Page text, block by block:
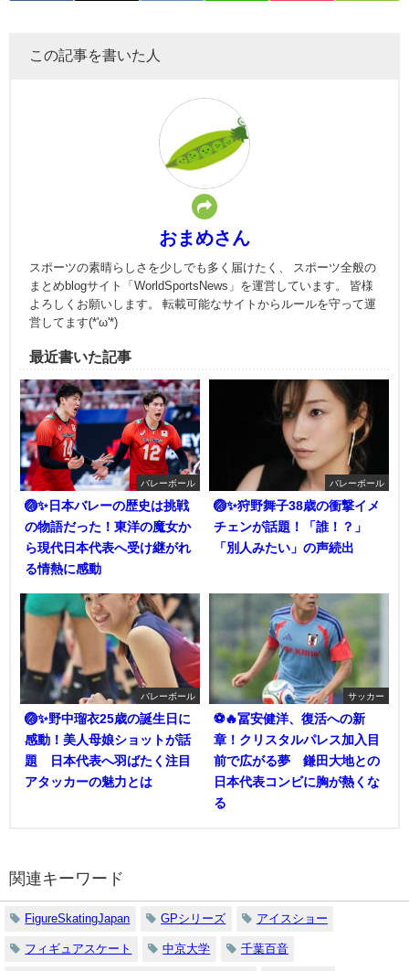
この記事を書いた人
おまめさん
スポーツの素晴らしさを少しでも多く届けたく、 スポーツ全般の
まとめblogサイト「WorldSportsNews」を運営しています。 皆様
よろしくお願いします。 転載可能なサイトからルールを守って運
営してます(*'ω'*)
最近書いた記事
バレーボール
🏐✨日本バレーの歴史は挑戦
の物語だった！東洋の魔女か
ら現代日本代表へ受け継がれ
る情熱に感動
バレーボール
🏐✨狩野舞子38歳の衝撃イメ
チェンが話題！「誰！？」
「別人みたい」の声続出
バレーボール
🏐✨野中瑠衣25歳の誕生日に
感動！美人母娘ショットが話
題 日本代表へ羽ばたく注目
アタッカーの魅力とは
サッカー
⚽🔥冨安健洋、復活への新
章！クリスタルパレス加入目
前で広がる夢 鎌田大地との
日本代表コンビに胸が熱くな
る
関連キーワード
FigureSkatingJapan GPシリーズ アイスショー
フィギュアスケート 中京大学 千葉百音